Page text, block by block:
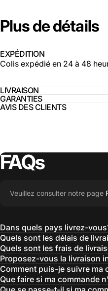
Plusdedétails
EXPÉDITION
Colis expédié en 24 à 48
LIVRAISON
GARANTIES
AVIS DES CLIENTS
FAQs
Veuillez consulter notre page
Dans quels pays livrez-
Quels sont les délais de
Quels sont les frais de
Proposez-vous la livraison
Comment puis-je suivre ma
Que faire si ma commande